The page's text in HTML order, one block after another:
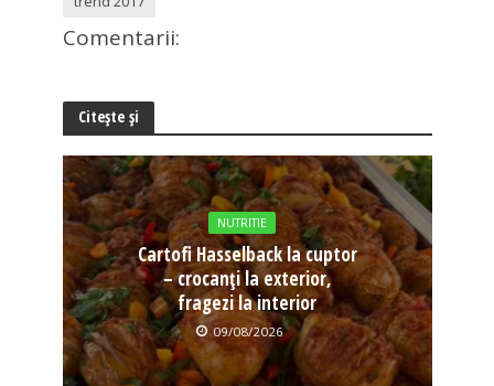
Comentarii:
Citește și
NUTRITIE
Cartofi Hasselback la cuptor
– crocanți la exterior,
fragezi la interior
09/08/2026